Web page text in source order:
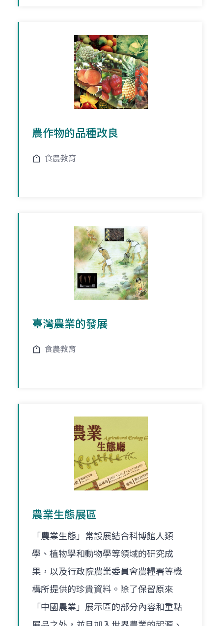
農作物的品種改良
食農教育
臺灣農業的發展
食農教育
農業生態展區
「農業生態」常設展結合科博館人類
學、植物學和動物學等領域的研究成
果，以及行政院農業委員會農糧署等機
構所提供的珍貴資料。除了保留原來
「中國農業」展示區的部分內容和重點